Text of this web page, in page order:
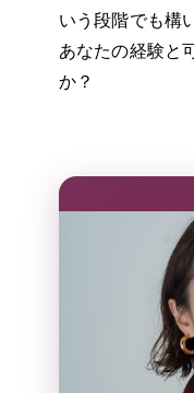
いう段階でも構
あなたの経験と
か？